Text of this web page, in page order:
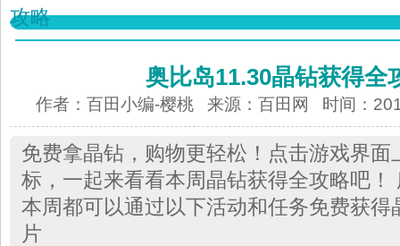
攻略
奥比岛11.30晶钻获得全
作者：百田小编-樱桃 来源：百田网 时间：
免费拿晶钻，购物更轻松！点击游戏界面
标，一起来看看本周晶钻获得全攻略吧！
本周都可以通过以下活动和任务免费获得
片